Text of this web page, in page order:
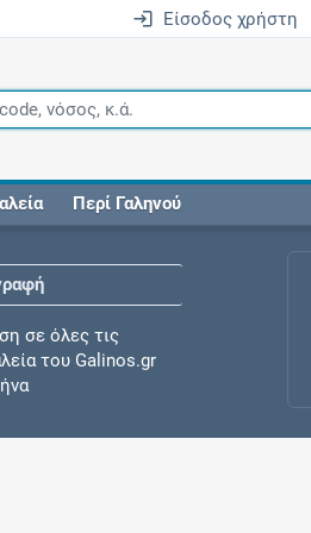
Είσοδος χρήστη
Περί Γαληνού
σε όλες τις
του Galinos.gr